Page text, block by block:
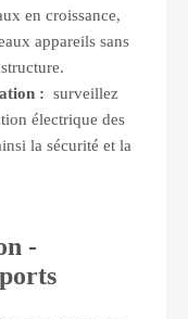
en croissance,
appareils sans
: surveillez
électrique des
la sécurité et la
-